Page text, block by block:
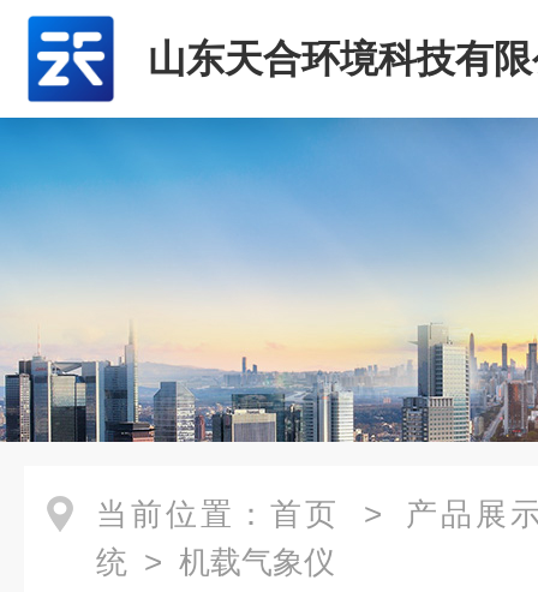
山东天合环境科技有
当前位置： 首页 > 产品展
统 > 机载气象仪